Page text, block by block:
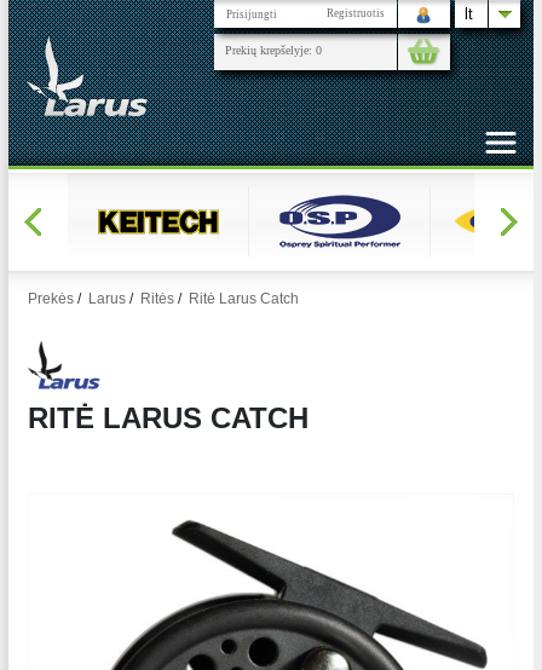
Prisijungti Registruotis lt
Prekių krepšelyje: 0
Prekės / Larus / Ritės / Ritė Larus Catch
RITĖ LARUS CATCH